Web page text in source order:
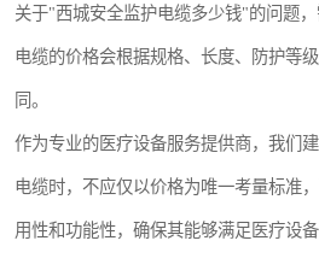
关于"西城安全监护电缆多少钱"的问题，
电缆的价格会根据规格、长度、防护等
同。
作为专业的医疗设备服务提供商，我们
电缆时，不应仅以价格为唯一考量标准
用性和功能性，确保其能够满足医疗设备